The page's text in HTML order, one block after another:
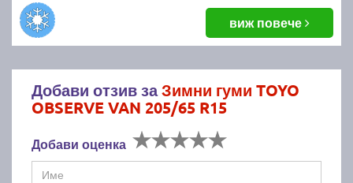
виж повече
Добави отзив заЗимни гуми TOYO
OBSERVE VAN 205/65 R15
Добави оценка